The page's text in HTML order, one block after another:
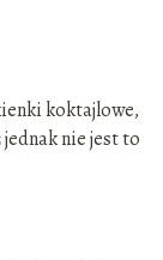
koktajlowe,
nie jest to